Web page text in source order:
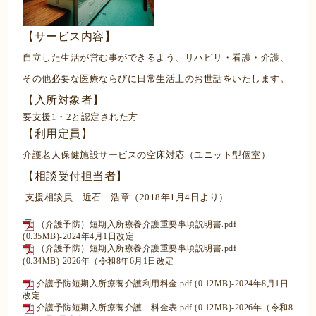
【サービス内容】
自立した生活が営む事ができるよう、リハビリ・看護・介護、
その他必要な医療ならびに日常生活上のお世話をいたします。
【入所対象者】
要支援1・2と認定された方
【利用定員】
介護老人保健施設サービスの空床対応（ユニット型個室）
【相談受付担当者】
支援相談員 近石 浩章（2018年1月4日より）
（介護予防）短期入所療養介護重要事項説明書.pdf
(0.35MB)-2024年4月1日改定
（介護予防）短期入所療養介護重要事項説明書.pdf
(0.34MB)-2026年（令和8年6月1日改定
介護予防短期入所療養介護利用料金.pdf (0.12MB)-2024年8月1日
改定
介護予防短期入所療養介護 料金表.pdf (0.12MB)-2026年（令和8